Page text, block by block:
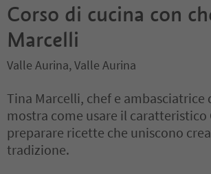
Corso di cucina con
Marcelli
Valle Aurina, Valle Aurina
Tina Marcelli, chef e ambasciatrice
mostra come usare il caratteristico
preparare ricette che uniscono
tradizione.